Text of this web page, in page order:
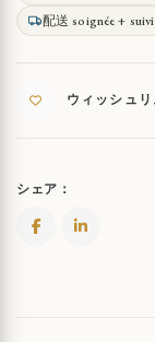
配送 soignée + suivi
ウィッシュ
シェア：